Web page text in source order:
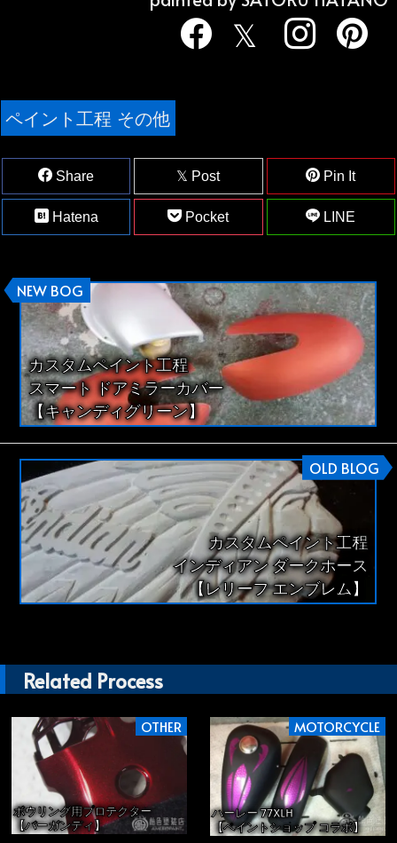
ペイント工程 その他
Share Post Pin It
Hatena Pocket LINE
NEW BOG
カスタムペイント工程
スマート ドアミラーカバー
【キャンディグリーン】
OLD BLOG
カスタムペイント工程
インディアン ダークホース
【レリーフ エンブレム】
Related Process
OTHER
ボウリング用プロテクター
【バーガンディ】
MOTORCYCLE
ハーレー 77XLH
【ペイントショップ コラボ】